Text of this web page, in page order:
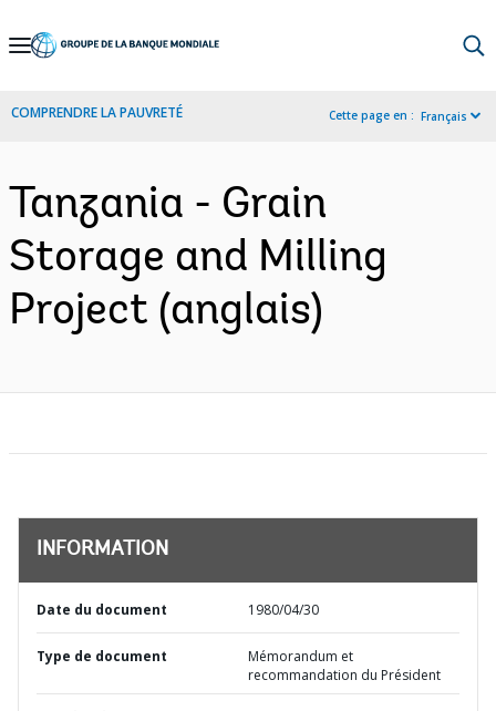
Skip
Navigation
COMPRENDRE LA PAUVRETÉ Cette page en : Français
Tanzania - Grain
Storage and Milling
Project (anglais)
INFORMATION
Date du document 1980/04/30
Type de document
Mémorandum et
recommandation du Président